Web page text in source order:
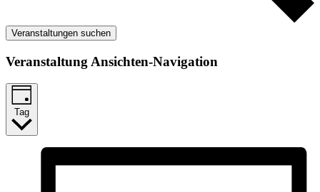
Veranstaltungen suchen
Veranstaltung Ansichten-Navigation
Tag